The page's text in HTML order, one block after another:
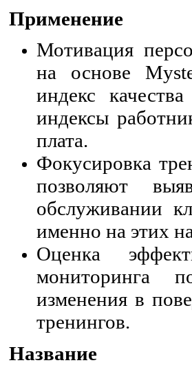
Применение
Мотивация
на основе
индекс
индексы
плата.
Фокусировка
позволяют
обслуживании
именно на этих
Оценка
мониторинга
изменения в
тренингов.
Название